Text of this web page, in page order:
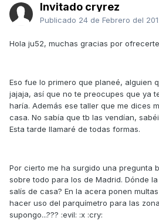
Invitado cryrez
Publicado 24 de Febrero del
Hola ju52, muchas gracias por
Eso fue lo primero que planeé, alguien
jajaja, así que no te preocupes que ya
haría. Además ese taller que me dices
casa. No sabía que tb las vendían,
Esta tarde llamaré de todas formas.
Por cierto me ha surgido una pregunta
sobre todo para los de Madrid. Dónde
salís de casa? En la acera ponen
hacer uso del parquímetro para las
supongo...??? :evil: :x :cry: